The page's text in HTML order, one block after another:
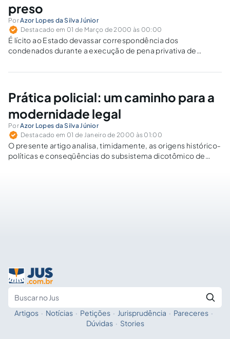
preso
PorAzor Lopes da Silva Júnior
Destacado em 01 de Março de 2000 às 00:00
É lícito ao Estado devassar correspondência dos
condenados durante a execução de pena privativa de
penasQuestionar direitos dos criminosos talvez até cause
Prática policial: um caminho para a
modernidade legal
PorAzor Lopes da Silva Júnior
Destacado em 01 de Janeiro de 2000 às 01:00
O presente artigo analisa, timidamente, as origens histórico-
políticas e conseqüências do subsistema dicotômico de
Fale com a IA
Artigos · Notícias · Petições · Jurisprudência · Pareceres ·
Dúvidas · Stories